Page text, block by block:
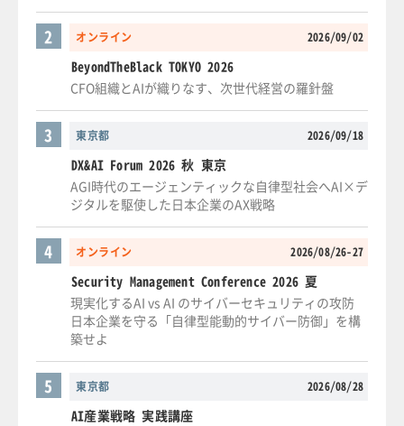
オンライン 2026/09/02
2
BeyondTheBlack TOKYO 2026
CFO組織とAIが織りなす、次世代経営の羅針盤
東京都 2026/09/18
3
DX&AI Forum 2026 秋 東京
AGI時代のエージェンティックな自律型社会へAI×デ
ジタルを駆使した日本企業のAX戦略
オンライン 2026/08/26-27
4
Security Management Conference 2026 夏
現実化するAI vs AI のサイバーセキュリティの攻防
日本企業を守る「自律型能動的サイバー防御」を構
築せよ
東京都 2026/08/28
5
AI産業戦略 実践講座